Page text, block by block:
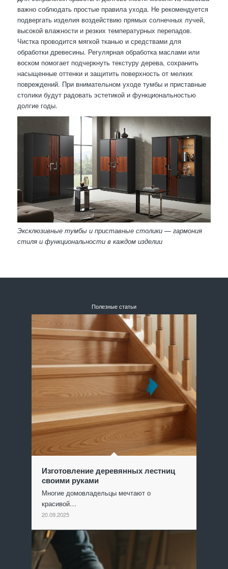
важно соблюдать простые правила ухода. Не рекомендуется
подвергать изделия воздействию прямых солнечных лучей,
высокой влажности и резких температурных перепадов.
Чистка проводится мягкой тканью и средствами для
обработки древесины. Регулярная обработка маслами или
воском помогает подчеркнуть текстуру дерева, сохранить
насыщенные оттенки и защитить поверхность от мелких
повреждений. При внимательном уходе тумбы и приставные
столики будут радовать эстетикой и функциональностью
долгие годы.
Эксклюзивные тумбы и приставные столики — гармония
стиля и функциональности в каждом изделии
Полезные статьи
Изготовление деревянных лестниц
своими руками
Многие домовладельцы мечтают о
красивой…
20.09.2025